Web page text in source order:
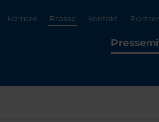
Karriere Presse Kontakt Partner